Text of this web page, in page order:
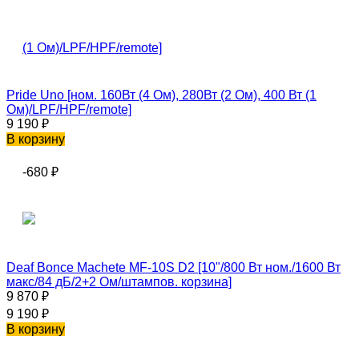
Pride Uno [ном. 160Вт (4 Ом), 280Вт (2 Ом), 400 Вт (1
Ом)/LPF/HPF/remote]
9 190 ₽
В корзину
-680 ₽
Deaf Bonce Machete MF-10S D2 [10"/800 Вт ном./1600 Вт
макс/84 дБ/2+2 Ом/штампов. корзина]
9 870 ₽
9 190 ₽
В корзину